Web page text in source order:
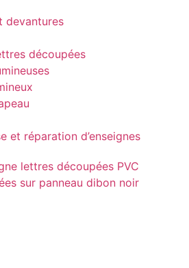
devantures
découpées
et réparation d’enseignes